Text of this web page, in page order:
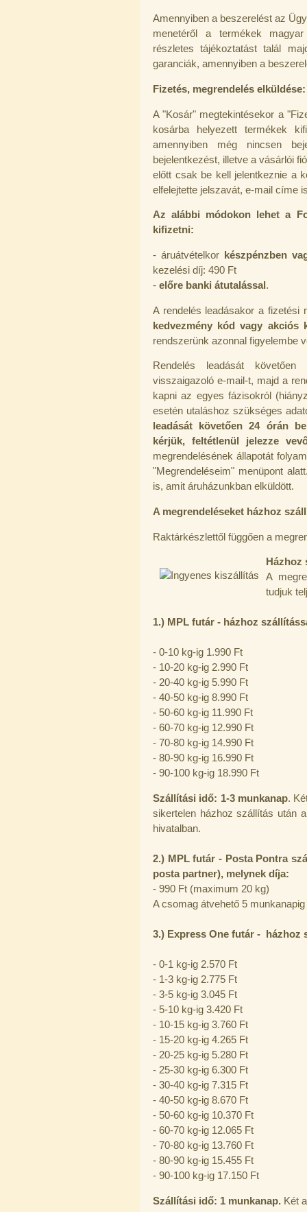
Amennyiben a beszerelést az
menetéről a termékek magyar
részletes tájékoztatást talál
garanciák, amennyiben a
Fizetés, megrendelés elküldése:
A "Kosár" megtekintésekor a
kosárba helyezett termékek
amennyiben még nincsen
bejelentkezést, illetve a vásárlói
előtt csak be kell jelentkeznie a
elfelejtette jelszavát, e-mail címe
Az alábbi módokon lehet a
kifizetni:
- áruátvételkor
készpénzben
kezelési díj: 490 Ft
- előre banki átutalással .
A rendelés leadásakor a fizetési
kedvezmény kód vagy akciós
rendszerünk azonnal figyelembe
Rendelés leadását
visszaigazoló e-mail-t, majd a
kapni az egyes fázisokról
esetén utaláshoz szükséges
leadását követően 24 órán
kérjük, feltétlenül jelezze
megrendelésének állapotát
"Megrendeléseim" menüpont
is, amit áruházunkban elküldött.
A megrendeléseket házhoz
Raktárkészlettől függően a
Házhoz
A
tudjuk
1.) MPL futár - házhoz
- 0-10 kg-ig 1.990 Ft
- 10-20 kg-ig 2.990 Ft
- 20-40 kg-ig 5.990 Ft
- 40-50 kg-ig 8.990 Ft
- 50-60 kg-ig 11.990 Ft
- 60-70 kg-ig 12.990 Ft
- 70-80 kg-ig 14.990 Ft
- 80-90 kg-ig 16.990 Ft
- 90-100 kg-ig 18.990 Ft
Szállítási idő: 1-3 munkanap.
sikertelen házhoz szállítás után
hivatalban.
2.) MPL futár - Posta Pontra
posta partner), melynek díja:
- 990 Ft (maximum 20 kg)
A csomag átvehető 5
3.) Express One futár - házhoz
- 0-1 kg-ig 2.570 Ft
- 1-3 kg-ig 2.775 Ft
- 3-5 kg-ig 3.045 Ft
- 5-10 kg-ig 3.420 Ft
- 10-15 kg-ig 3.760 Ft
- 15-20 kg-ig 4.265 Ft
- 20-25 kg-ig 5.280 Ft
- 25-30 kg-ig 6.300 Ft
- 30-40 kg-ig 7.315 Ft
- 40-50 kg-ig 8.670 Ft
- 50-60 kg-ig 10.370 Ft
- 60-70 kg-ig 12.065 Ft
- 70-80 kg-ig 13.760 Ft
- 80-90 kg-ig 15.455 Ft
- 90-100 kg-ig 17.150 Ft
Szállítási idő: 1 munkanap. Két